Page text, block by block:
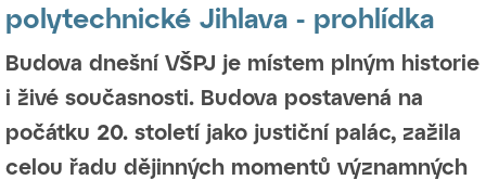
polytechnické Jihlava - prohlídka
Budova dnešní VŠPJ je místem plným historie
i živé současnosti. Budova postavená na
počátku 20. století jako justiční palác, zažila
celou řadu dějinných momentů významných